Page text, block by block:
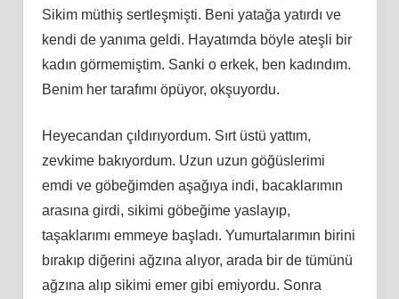
Sikim müthiş sertleşmişti. Beni yatağa yatırdı ve
kendi de yanıma geldi. Hayatımda böyle ateşli bir
kadın görmemiştim. Sanki o erkek, ben kadındım.
Benim her tarafımı öpüyor, okşuyordu.
Heyecandan çıldırıyordum. Sırt üstü yattım,
zevkime bakıyordum. Uzun uzun göğüslerimi
emdi ve göbeğimden aşağıya indi, bacaklarımın
arasına girdi, sikimi göbeğime yaslayıp,
taşaklarımı emmeye başladı. Yumurtalarımın birini
bırakıp diğerini ağzına alıyor, arada bir de tümünü
ağzına alıp sikimi emer gibi emiyordu. Sonra